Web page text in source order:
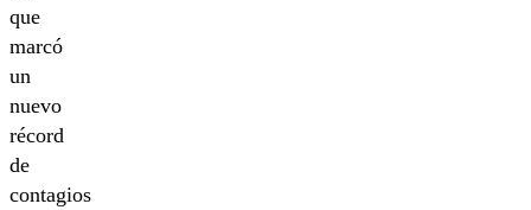
que
marcó
un
nuevo
récord
de
contagios